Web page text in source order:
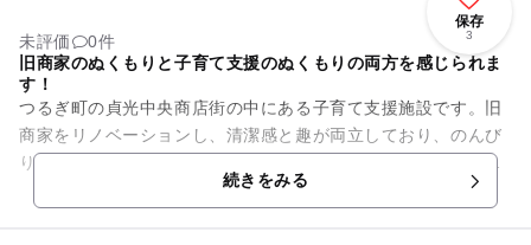
保存
3
未評価
0件
旧商家のぬくもりと子育て支援のぬくもりの両方を感じられま
す！
つるぎ町の貞光中央商店街の中にある子育て支援施設です。旧
商家をリノベーションし、清潔感と趣が両立しており、のんび
りと落ち着ける空間です。木のおもちゃをはじめ、子供が喜ぶ
おもちゃがいっぱい。屋内の...続きをみる